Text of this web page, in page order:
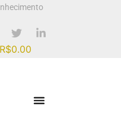
R$0.00